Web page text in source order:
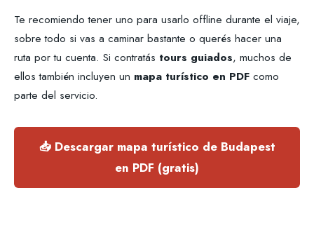
Te recomiendo tener uno para usarlo offline durante el viaje,
sobre todo si vas a caminar bastante o querés hacer una
ruta por tu cuenta. Si contratás tours guiados, muchos de
ellos también incluyen un mapa turístico en PDF como
parte del servicio.
📥 Descargar mapa turístico de Budapest
en PDF (gratis)